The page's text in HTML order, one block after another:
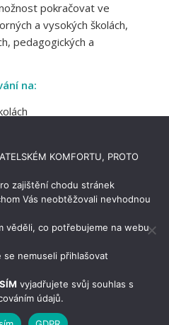
pokračovat ve
a vysokých školách,
pedagogických a
na:
a sociálního směru –
Hradec Králové,
(České Budějovice, Ostrava)
text ŠVP je k dispozici
KOMFORTU, PROTO
zajištění chodu stránek
Vás neobtěžovali nevhodnou
věděli, co potřebujeme na webu
nemuseli přihlašovat
vyjadřujete svůj souhlas s
údajů.